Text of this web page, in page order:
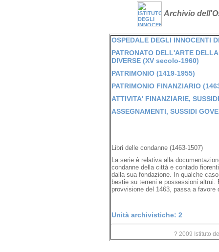
Archivio
OSPEDALE DEGLI INNOCENTI
PATRONATO DELL'ARTE
DIVERSE (XV secolo-1960)
PATRIMONIO (1419-1955)
PATRIMONIO FINANZIARIO
ATTIVITA' FINANZIARIE,
ASSEGNAMENTI, SUSSIDI
Libri delle condanne (1463-1507)
La serie è relativa alla
condanne della città e contado
dalla sua fondazione. In qualche
bestie su terreni e possessioni altrui.
provvisione del 1463, passa a favore
Unità archivistiche: 2
? 2009 Istituto